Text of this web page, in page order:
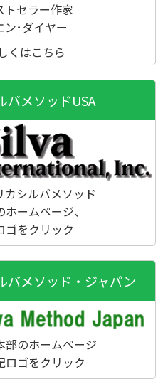
トセラー作家
ン･ダイヤー
くはこちら
バメソッドUSA
カシルバメソッド
ホームページ、
ゴをクリック
バメソッド・ジャパン
部のホームページ
ゴをクリック